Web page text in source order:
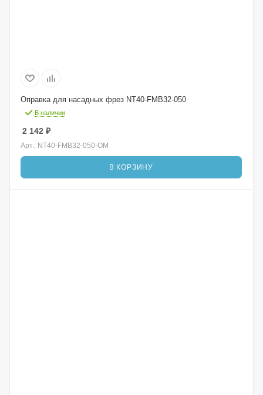
Оправка для насадных фрез NT40-FMB32-050
В наличии
2 142 ₽
Арт.: NT40-FMB32-050-OM
В КОРЗИНУ